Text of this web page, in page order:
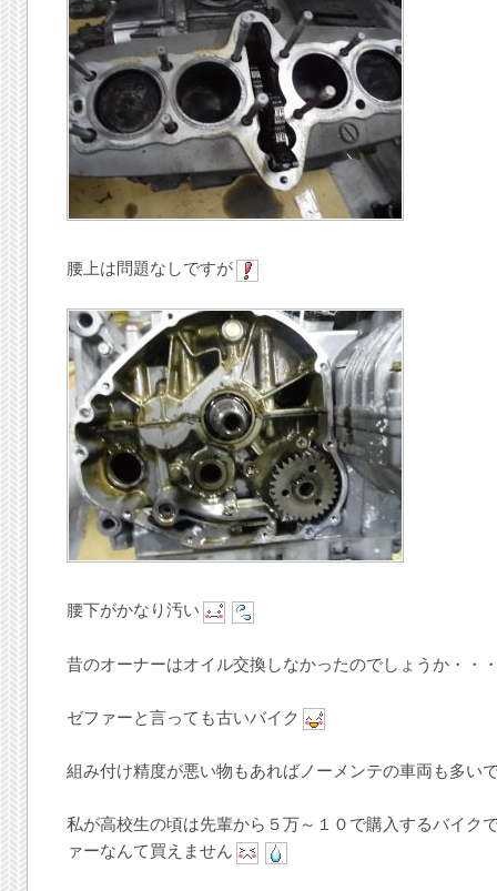
腰上は問題なしですが
腰下がかなり汚い
昔のオーナーはオイル交換しなかったのでしょうか・・
ゼファーと言っても古いバイク
組み付け精度が悪い物もあればノーメンテの車両も多い
私が高校生の頃は先輩から５万～１０で購入するバイク
ァーなんて買えません